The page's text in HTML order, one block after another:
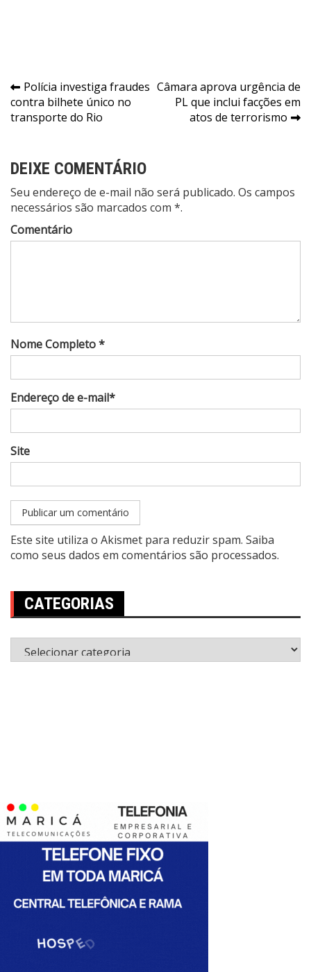
Navegação
de
Polícia investiga fraudes
contra bilhete único no
transporte do Rio
Câmara aprova urgência de
PL que inclui facções em
atos de terrorismo
DEIXE COMENTÁRIO
Seu endereço de e-mail não será publicado. Os campos
necessários são marcados com *.
Comentário
Nome Completo *
Endereço de e-mail*
Site
Este site utiliza o Akismet para reduzir spam. Saiba
como seus dados em comentários são processados.
CATEGORIAS
Categorias